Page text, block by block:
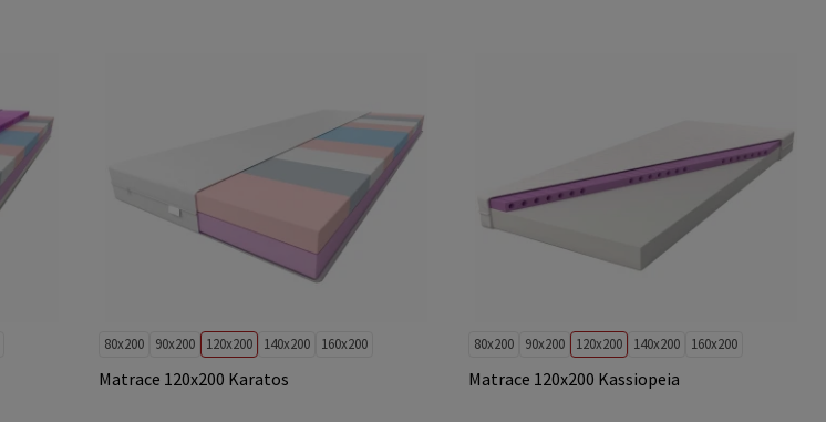
80x200 90x200 120x200 140x200 160x200
Matrace 120x200 Karatos
80x200 90x200 120x200 140x200 160x200
Matrace 120x200 Kassiopeia